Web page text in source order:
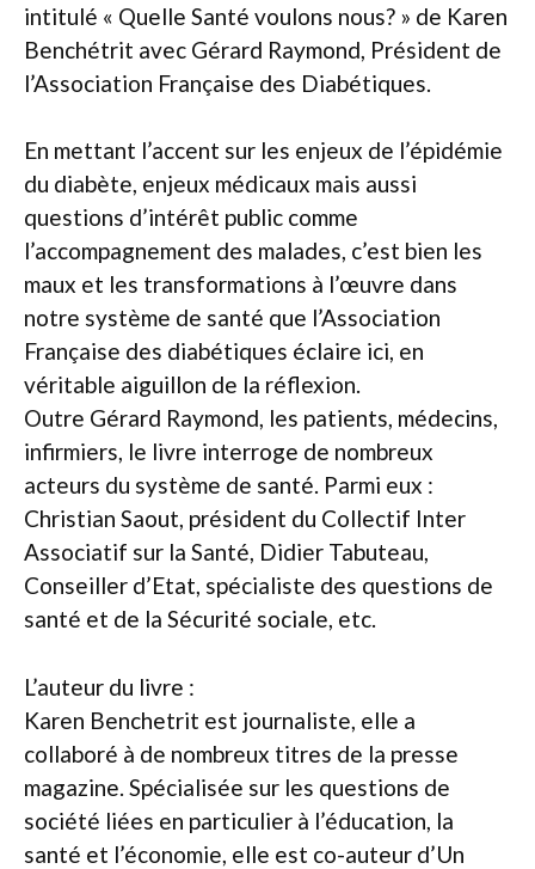
intitulé « Quelle Santé voulons nous? » de Karen
Benchétrit avec Gérard Raymond, Président de
l’Association Française des Diabétiques.
En mettant l’accent sur les enjeux de l’épidémie
du diabète, enjeux médicaux mais aussi
questions d’intérêt public comme
l’accompagnement des malades, c’est bien les
maux et les transformations à l’œuvre dans
notre système de santé que l’Association
Française des diabétiques éclaire ici, en
véritable aiguillon de la réflexion.
Outre Gérard Raymond, les patients, médecins,
infirmiers, le livre interroge de nombreux
acteurs du système de santé. Parmi eux :
Christian Saout, président du Collectif Inter
Associatif sur la Santé, Didier Tabuteau,
Conseiller d’Etat, spécialiste des questions de
santé et de la Sécurité sociale, etc.
L’auteur du livre :
Karen Benchetrit est journaliste, elle a
collaboré à de nombreux titres de la presse
magazine. Spécialisée sur les questions de
société liées en particulier à l’éducation, la
santé et l’économie, elle est co-auteur d’Un